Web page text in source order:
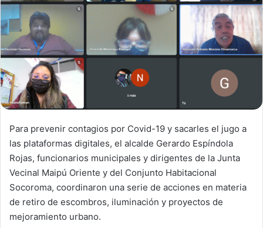
m
l
Para prevenir contagios por Covid-19 y sacarles el jugo a
las plataformas digitales, el alcalde Gerardo Espíndola
Rojas, funcionarios municipales y dirigentes de la Junta
Vecinal Maipú Oriente y del Conjunto Habitacional
Socoroma, coordinaron una serie de acciones en materia
de retiro de escombros, iluminación y proyectos de
mejoramiento urbano.